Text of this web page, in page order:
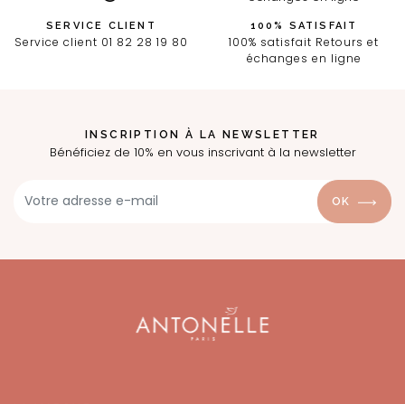
SERVICE CLIENT
Service client 01 82 28 19 80
100% SATISFAIT
100% satisfait Retours et
échanges en ligne
INSCRIPTION À LA NEWSLETTER
Bénéficiez de 10% en vous inscrivant à la newsletter
OK